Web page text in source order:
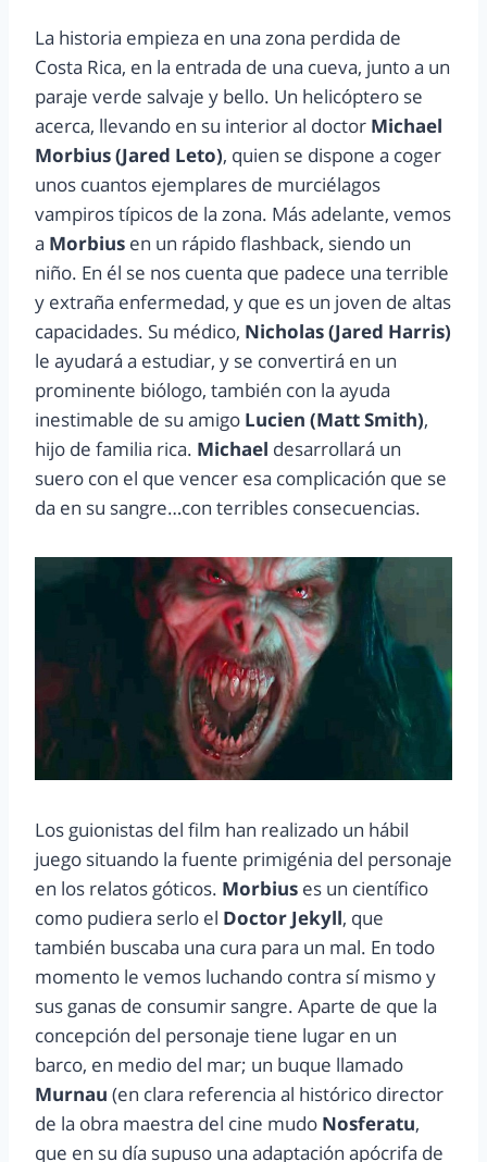
La historia empieza en una zona perdida de
Costa Rica, en la entrada de una cueva, junto a un
paraje verde salvaje y bello. Un helicóptero se
acerca, llevando en su interior al doctor Michael
Morbius (Jared Leto), quien se dispone a coger
unos cuantos ejemplares de murciélagos
vampiros típicos de la zona. Más adelante, vemos
a Morbius en un rápido flashback, siendo un
niño. En él se nos cuenta que padece una terrible
y extraña enfermedad, y que es un joven de altas
capacidades. Su médico, Nicholas (Jared Harris)
le ayudará a estudiar, y se convertirá en un
prominente biólogo, también con la ayuda
inestimable de su amigo Lucien (Matt Smith),
hijo de familia rica. Michael desarrollará un
suero con el que vencer esa complicación que se
da en su sangre…con terribles consecuencias.
Los guionistas del film han realizado un hábil
juego situando la fuente primigénia del personaje
en los relatos góticos. Morbius es un científico
como pudiera serlo el Doctor Jekyll, que
también buscaba una cura para un mal. En todo
momento le vemos luchando contra sí mismo y
sus ganas de consumir sangre. Aparte de que la
concepción del personaje tiene lugar en un
barco, en medio del mar; un buque llamado
Murnau (en clara referencia al histórico director
de la obra maestra del cine mudo Nosferatu,
que en su día supuso una adaptación apócrifa de